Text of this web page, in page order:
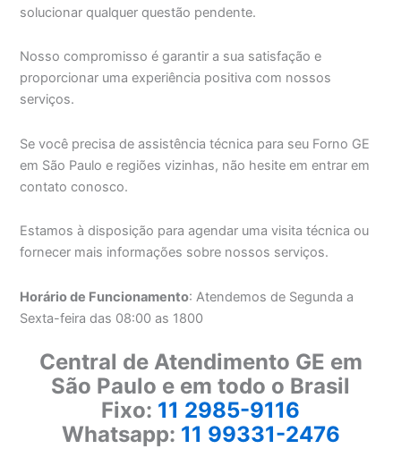
solucionar qualquer questão pendente.
Nosso compromisso é garantir a sua satisfação e
proporcionar uma experiência positiva com nossos
serviços.
Se você precisa de assistência técnica para seu Forno GE
em São Paulo e regiões vizinhas, não hesite em entrar em
contato conosco.
Estamos à disposição para agendar uma visita técnica ou
fornecer mais informações sobre nossos serviços.
Horário de Funcionamento: Atendemos de Segunda a
Sexta-feira das 08:00 as 1800
Central de Atendimento GE em
São Paulo e em todo o Brasil
Fixo: 11 2985-9116
Whatsapp: 11 99331-2476